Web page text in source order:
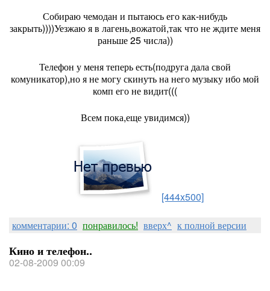
Собираю чемодан и пытаюсь его как-нибудь
закрыть))))Уезжаю я в лагень,вожатой,так что не ждите меня
раньше 25 числа))
Телефон у меня теперь есть(подруга дала свой
комуникатор),но я не могу скинуть на него музыку ибо мой
комп его не видит(((
Всем пока,еще увидимся))
[444x500]
комментарии: 0 понравилось! вверх^ к полной версии
Кино и телефон..
02-08-2009 00:09